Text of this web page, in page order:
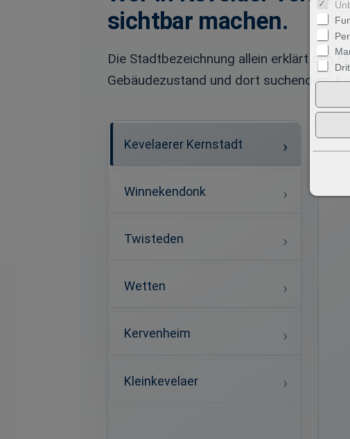
sichtbar machen.
Die Stadtbezeichnung allein erklärt den
Gebäudezustand und dort suchendem
Kevelaerer Kernstadt
Winnekendonk
Twisteden
Wetten
Kervenheim
Kleinkevelaer